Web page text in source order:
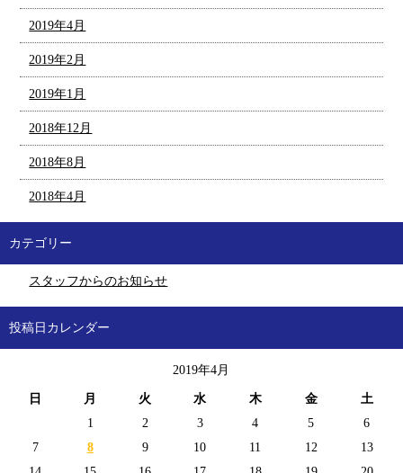
2019年4月
2019年2月
2019年1月
2018年12月
2018年8月
2018年4月
カテゴリー
スタッフからのお知らせ
投稿日カレンダー
2019年4月
日 月 火 水 木 金
土
1
2 3 4 5
6
7
8 9 10 11 12
13